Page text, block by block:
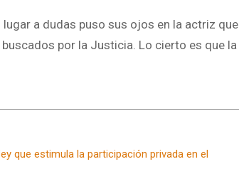
lugar a dudas puso sus ojos en la actriz que
por la Justicia. Lo cierto es que la
que estimula la participación privada en el